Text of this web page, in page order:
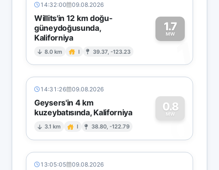
14:32:00 09.08.2026
Willits'in 12 km doğu-
güneydoğusunda,
Kaliforniya
8.0 km I 39.37, -123.23
1.7
MW
1
14:31:26 09.08.2026
Geysers'in 4 km
kuzeybatısında, Kaliforniya
3.1 km I 38.80, -122.79
0.8
MW
0
13:05:05 09.08.2026